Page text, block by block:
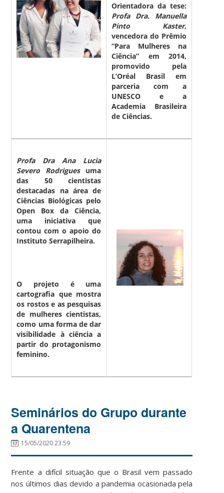
Orientadora da tese:
Profa Dra. Manuella
Pinto Kaster,
vencedora do Prêmio
“Para Mulheres na
Ciência” em 2014,
promovido pela
L’Oréal Brasil em
parceria com a
UNESCO e a
Academia Brasileira
de Ciências.
Profa Dra Ana Lucia
Severo Rodriguesuma
das 50 cientistas
destacadas na área de
Ciências Biológicas pelo
Open Box da Ciência,
uma iniciativa que
contou com o apoio do
Instituto Serrapilheira.
O projeto é uma
cartografia que mostra
os rostos e as pesquisas
de mulheres cientistas,
como uma forma de dar
visibilidade à ciência a
partir do protagonismo
feminino.
Seminários do Grupo durante
a Quarentena
15/05/2020 23:59
Frente a difícil situação que o Brasil vem passado
nos últimos dias devido a pandemia ocasionada pela